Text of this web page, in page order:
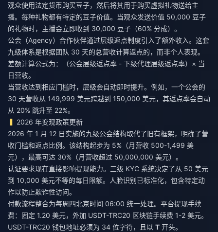
观众使用法定货币购买豆子，然后将其用于购买虚拟礼物送给主
播。每种礼物都有特定的豆子价值。当观众发送价值 50,000 豆子
的礼物时，主播会立即收到 30,000 豆子（60% 分成）。
公会（Agency）合作伙伴通过层级返点制度引入了额外收入。这套
九级体系是根据团队 30 天的总营收计算返点的，而非个人表现。
差额计算公式为：（公会层级返点率 - 下级代理层级返点率）× 当
日营收。
当营收达到相应门槛时，层级会自动即时提升。例如，一个公会的
30 天营收从 149,999 美元跨越到 150,000 美元，其返点率会自动
从 20% 跳升至 22%。
2026 年变现政策更新
2026 年 1 月 12 日实施的九级公会结构取代了旧有框架，明确了营
收门槛和返点比例。该结构起步为 5%（月营收 500-1,499 美
元），最高可达 30%（月营收超过 50,000,000 美元）。
认证要求现在直接影响提现能力。三级 KYC 系统决定了从 50 美元
到 10,000 美元不等的每日限额。人脸识别已标准化，包含特定动
作以防止欺诈性访问。
付款流程整合为每周四北京时间 06:00 统一处理。平台提现手续
费：固定 1.20 美元，外加 USDT-TRC20 区块链手续费 1-2 美元。
USDT-TRC20 钱包地址必须为 34 位字符，且以 T 开头。